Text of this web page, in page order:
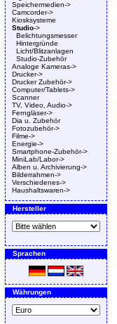
Speichermedien->
Camcorder->
Kiosksysteme
Studio->
Belichtungsmesser
Hintergründe
Licht/Blitzanlagen
Studio-Zubehör
Analoge Kameras->
Drucker->
Drucker Zubehör->
Computer/Tablets->
Scanner
TV, Video, Audio->
Ferngläser->
Dia u. Zubehör
Fotozubehör->
Filme->
Energie->
Smartphone-Zubehör->
MiniLab/Labor->
Alben u. Archivierung->
Bilderrahmen->
Verschiedenes->
Haushaltswaren->
Hersteller
Sprachen
Währungen